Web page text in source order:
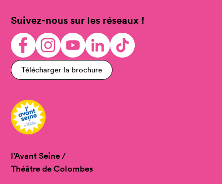
Suivez-nous sur les réseaux !
Télécharger la brochure
l’Avant Seine /
Théâtre de Colombes